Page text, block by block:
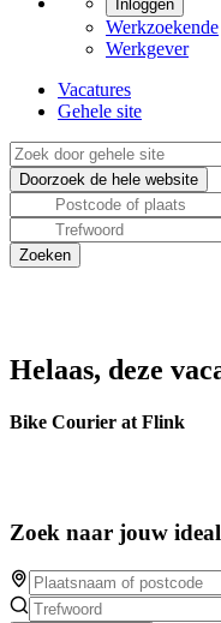
Inloggen
Werkzoekende
Werkgever
Vacatures
Gehele site
Helaas, deze
Bike Courier at Flink
Zoek naar jouw